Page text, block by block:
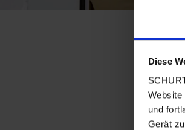
Diese
Website
und
Gerät